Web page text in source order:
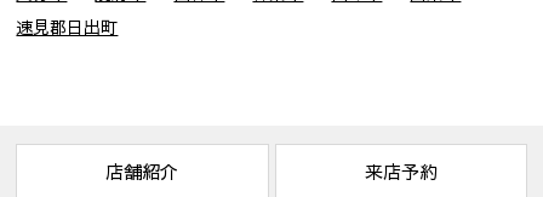
三者に提供される場合がございます。尚、ご本人からの申し出
方となるもの又は見込者から委託を受けた賃貸運営会社等。
速見郡日出町
店舗紹介 来店予約